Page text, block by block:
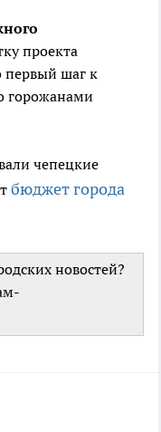
проекта
первый шаг к
горожанами
чепецкие
бюджет города
новостей?